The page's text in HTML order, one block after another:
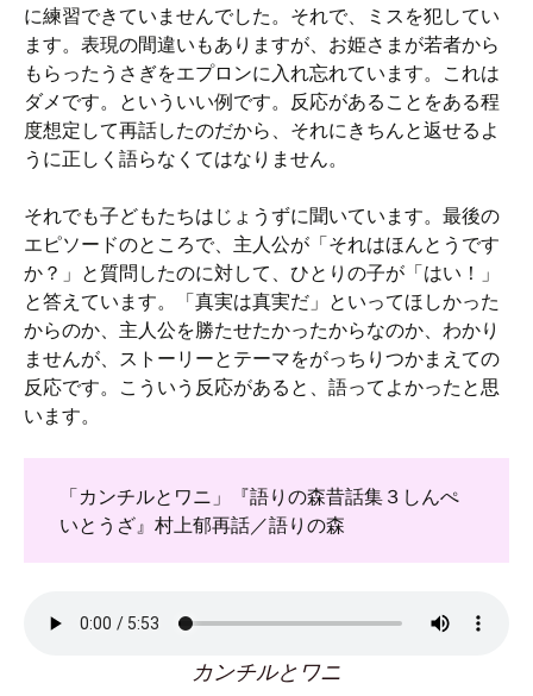
に練習できていませんでした。それで、ミスを犯してい
ます。表現の間違いもありますが、お姫さまが若者から
もらったうさぎをエプロンに入れ忘れています。これは
ダメです。といういい例です。反応があることをある程
度想定して再話したのだから、それにきちんと返せるよ
うに正しく語らなくてはなりません。
それでも子どもたちはじょうずに聞いています。最後の
エピソードのところで、主人公が「それはほんとうです
か？」と質問したのに対して、ひとりの子が「はい！」
と答えています。「真実は真実だ」といってほしかった
からのか、主人公を勝たせたかったからなのか、わかり
ませんが、ストーリーとテーマをがっちりつかまえての
反応です。こういう反応があると、語ってよかったと思
います。
「カンチルとワニ」『語りの森昔話集３しんぺ
いとうざ』村上郁再話／語りの森
カンチルとワニ